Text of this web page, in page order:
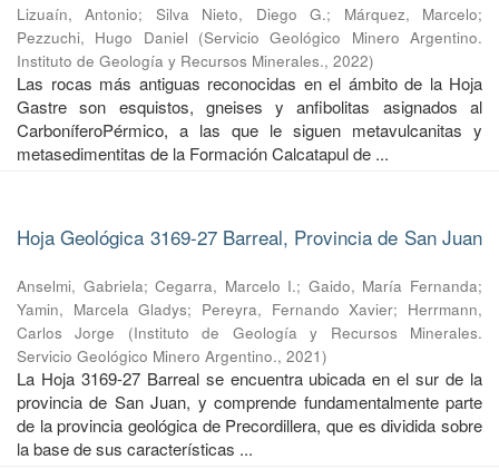
Lizuaín, Antonio; Silva Nieto, Diego G.; Márquez, Marcelo;
Pezzuchi, Hugo Daniel (Servicio Geológico Minero Argentino.
Instituto de Geología y Recursos Minerales., 2022)
Las rocas más antiguas reconocidas en el ámbito de la Hoja
Gastre son esquistos, gneises y anfibolitas asignados al
CarboníferoPérmico, a las que le siguen metavulcanitas y
metasedimentitas de la Formación Calcatapul de ...
Hoja Geológica 3169-27 Barreal, Provincia de San Juan
Anselmi, Gabriela;Cegarra, Marcelo I.; Gaido, María Fernanda;
Yamin, Marcela Gladys; Pereyra, Fernando Xavier; Herrmann,
Carlos Jorge
(Instituto de Geología y Recursos Minerales.
Servicio Geológico Minero Argentino., 2021)
La Hoja 3169-27 Barreal se encuentra ubicada en el sur de la
provincia de San Juan, y comprende fundamentalmente parte
de la provincia geológica de Precordillera, que es dividida sobre
la base de sus características ...